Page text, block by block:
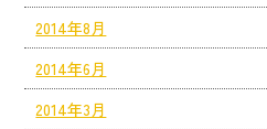
2014年8月
2014年6月
2014年3月